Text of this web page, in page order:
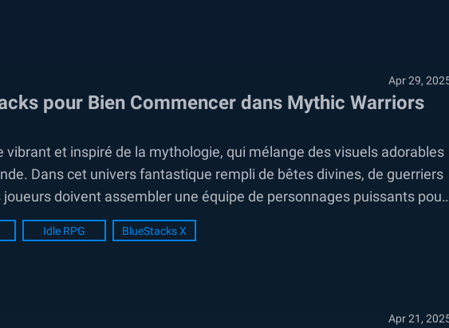
Apr 29,
pour Bien Commencer dans Mythic Warriors
vibrant et inspiré de la mythologie, qui mélange des visuels adorables
Dans cet univers fantastique rempli de bêtes divines, de guerriers
doivent assembler une équipe de personnages puissants pour
Idle RPG BlueStacks X
Apr 21,